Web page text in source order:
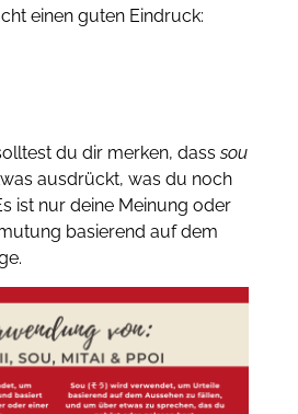
einen guten Eindruck:
du dir merken, dasssou
ausdrückt, was du noch
ist nur deine Meinung oder
basierend auf dem